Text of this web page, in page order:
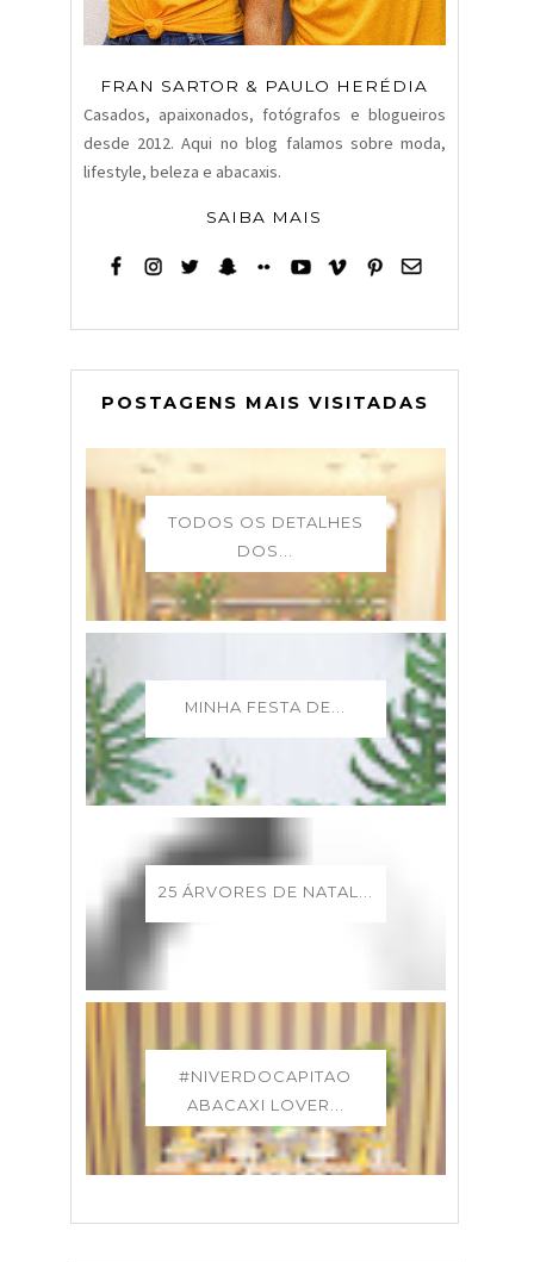
FRAN SARTOR & PAULO HERÉDIA
Casados, apaixonados, fotógrafos e blogueiros
desde 2012. Aqui no blog falamos sobre moda,
lifestyle, beleza e abacaxis.
SAIBA MAIS
POSTAGENS MAIS VISITADAS
TODOS OS DETALHES
DOS...
MINHA FESTA DE...
25 ÁRVORES DE NATAL...
#NIVERDOCAPITAO
ABACAXI LOVER...